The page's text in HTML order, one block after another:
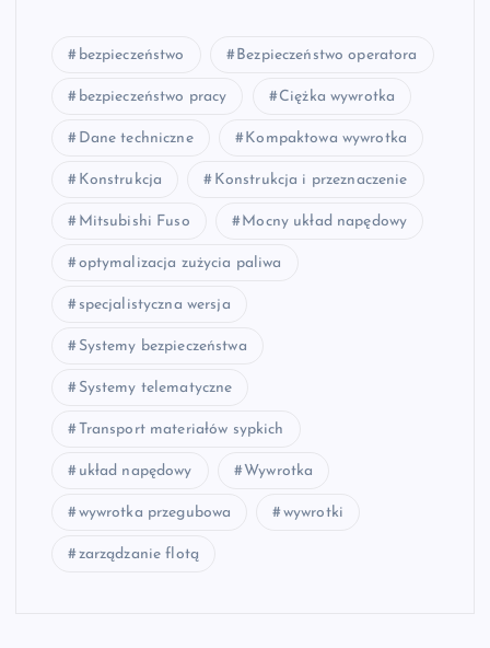
bezpieczeństwo Bezpieczeństwo operatora
bezpieczeństwo pracy Ciężka wywrotka
Dane techniczne Kompaktowa wywrotka
Konstrukcja Konstrukcja i przeznaczenie
Mitsubishi Fuso Mocny układ napędowy
optymalizacja zużycia paliwa
specjalistyczna wersja
Systemy bezpieczeństwa
Systemy telematyczne
Transport materiałów sypkich
układ napędowy Wywrotka
wywrotka przegubowa wywrotki
zarządzanie flotą